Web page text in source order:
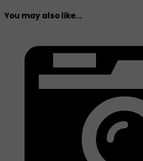
You may also like...